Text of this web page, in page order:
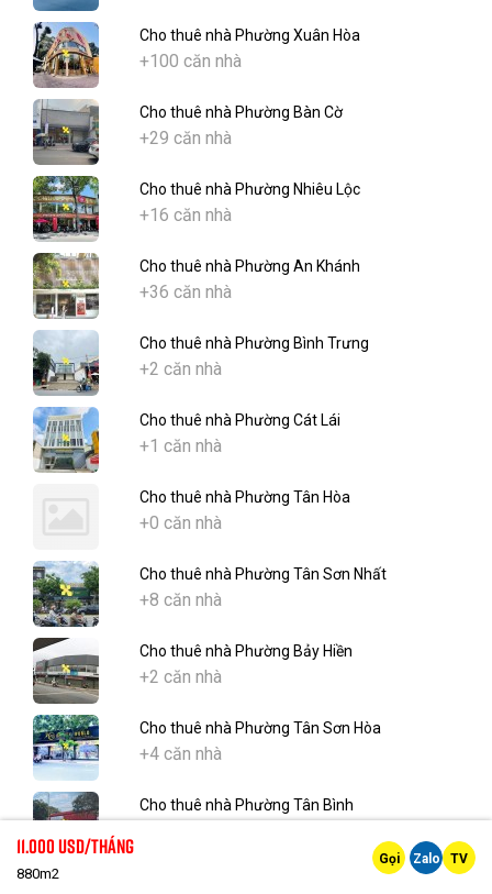
Cho thuê nhà Phường Xuân Hòa
+100 căn nhà
Cho thuê nhà Phường Bàn Cờ
+29 căn nhà
Cho thuê nhà Phường Nhiêu Lộc
+16 căn nhà
Cho thuê nhà Phường An Khánh
+36 căn nhà
Cho thuê nhà Phường Bình Trưng
+2 căn nhà
Cho thuê nhà Phường Cát Lái
+1 căn nhà
Cho thuê nhà Phường Tân Hòa
+0 căn nhà
Cho thuê nhà Phường Tân Sơn Nhất
+8 căn nhà
Cho thuê nhà Phường Bảy Hiền
+2 căn nhà
Cho thuê nhà Phường Tân Sơn Hòa
+4 căn nhà
Cho thuê nhà Phường Tân Bình
11.000 Usd/tháng
880m2
Gọi Zalo TV